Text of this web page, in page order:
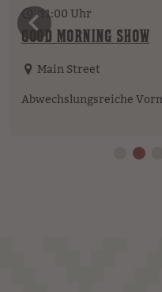
11:00 Uhr
GOOD MORNING SHOW
Main Street
Abwechslungsreiche